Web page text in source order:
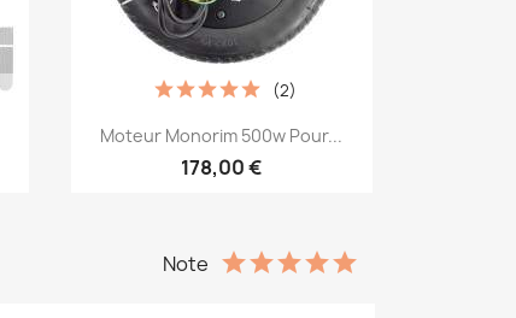
Aperçu rapide
Moteur Monorim 500w Pour...
178,00 €
(2)
Note